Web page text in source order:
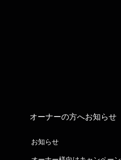
オーナーの方へお知らせ
お知らせ